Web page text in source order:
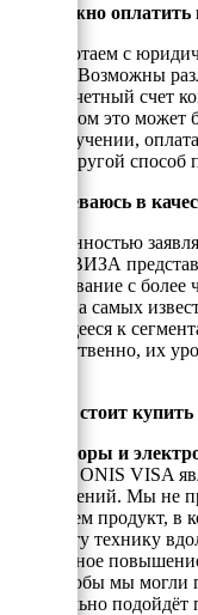
Как можно оплатить
Мы работаем с
России. Возможны
(на рассчетный счет
енеджером это
при получении,
любой другой способ
Я сомневаюсь в
С уверенностью
ОНИС ВИЗА
оборудование с
только на самых
относящееся к
ссотвесттвенно, их
Почему стоит
Генераторы и
техника ONIS VISA
направлений. Мы не
реализуем продукт,
знают эту технику
постоянное
того, чтобы мы
оптимально